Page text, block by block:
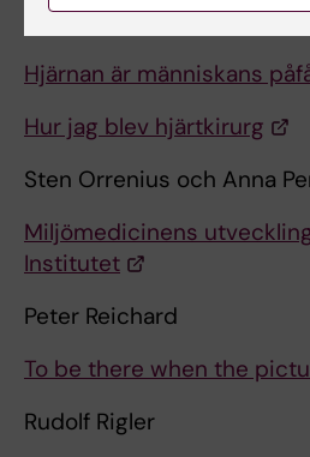
Christian Olin
Hjärnan är människans
Hur jag blev hjärtkirurg
Sten Orrenius och Anna
Miljömedicinens
Institutet
Peter Reichard
To be there when the
Rudolf Rigler